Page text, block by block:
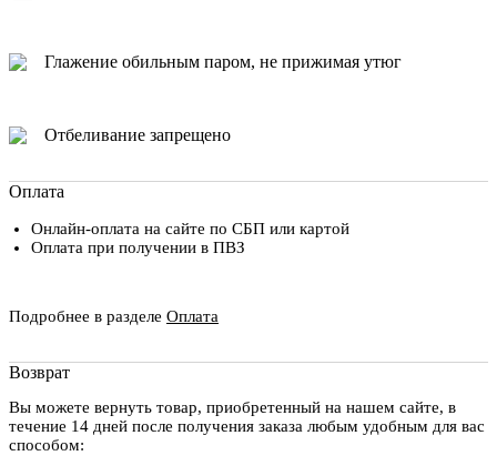
Глажение обильным паром, не прижимая утюг
Отбеливание запрещено
Оплата
Онлайн-оплата на сайте по СБП или картой
Оплата при получении в ПВЗ
Подробнее в разделе Оплата
Возврат
Вы можете вернуть товар, приобретенный на нашем сайте, в
течение 14 дней после получения заказа любым удобным для вас
способом: